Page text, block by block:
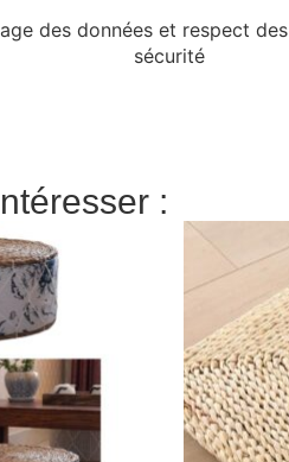
des données et respect
sécurité
: